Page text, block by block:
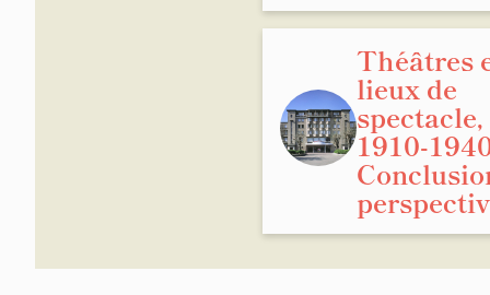
Théâtres
lieux de
spectacle,
1910-